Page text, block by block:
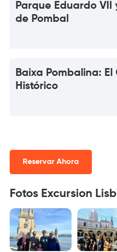
Parque Eduardo VII
de Pombal
Baixa Pombalina: El
Histórico
Reservar Ahora
Fotos Excursion